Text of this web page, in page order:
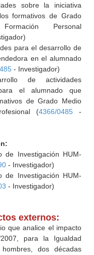
sobre la iniciativa
formativos de Grado
Personal
para el desarrollo de
en el alumnado
- Investigador)
de actividades
el alumnado que
de Grado Medio
(4366/0485 -
de Investigación HUM-
- Investigador)
de Investigación HUM-
- Investigador)
externos:
que analice el impacto
para la Igualdad
dos décadas